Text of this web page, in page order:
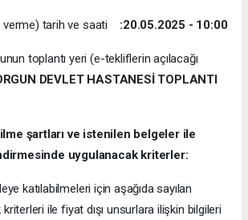
verme) tarih ve saati :20.05.2025 - 10:00
toplantı yeri (e-tekliflerin açılacağı
DEVLET HASTANESİ TOPLANTI
şartları ve istenilen belgeler ile
uygulanacak kriterler:
katılabilmeleri için aşağıda sayılan
ile fiyat dışı unsurlara ilişkin bilgileri